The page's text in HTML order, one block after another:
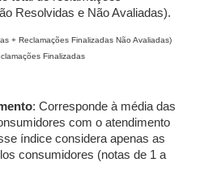
Resolvidas e Não Avaliadas).
+ Reclamações Finalizadas Não Avaliadas)
Finalizadas
: Corresponde à média das
com o atendimento
índice considera apenas as
consumidores (notas de 1 a